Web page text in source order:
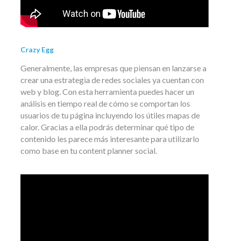
Crazy Egg
Generalmente, las empresas que piensan en lanzarse a
crear una estrategia de redes sociales ya cuentan con
web y blog. Con esta herramienta puedes hacer un
análisis en tiempo real de cómo se comportan los
usuarios de tu página incluyendo los útiles mapas de
calor. Gracias a ella podrás determinar qué tipo de
contenido les parece más interesante para utilizarlo
como base en tu content planner social.